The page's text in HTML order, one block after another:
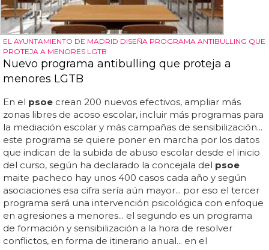
EL AYUNTAMIENTO DE MADRID DISEÑA PROGRAMA ANTIBULLING QUE
PROTEJA A MENORES LGTB
Nuevo programa antibulling que proteja a
menores LGTB
En el psoe crean 200 nuevos efectivos, ampliar más
zonas libres de acoso escolar, incluir más programas para
la mediación escolar y más campañas de sensibilización...
este programa se quiere poner en marcha por los datos
que indican de la subida de abuso escolar desde el inicio
del curso, según ha declarado la concejala del psoe
maite pacheco hay unos 400 casos cada año y según
asociaciones esa cifra sería aún mayor... por eso el tercer
programa será una intervención psicológica con enfoque
en agresiones a menores... el segundo es un programa
de formación y sensibilización a la hora de resolver
conflictos, en forma de itinerario anual... en el